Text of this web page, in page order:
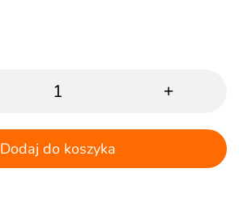
+
Dodaj do koszyka